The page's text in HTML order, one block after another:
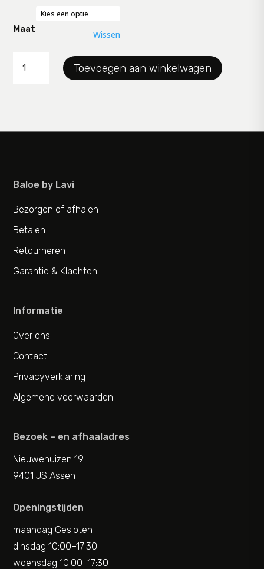
was:
€ 124,95.
Maat Wissen
MJ
Toevoegen aan winkelwagen
Baloe by Lavi
Bezorgen of afhalen
Betalen
Retourneren
Garantie & Klachten
Informatie
Over ons
Contact
Privacyverklaring
Algemene voorwaarden
Bezoek – en afhaaladres
Nieuwehuizen 19
9401 JS Assen
Openingstijden
maandag Gesloten
dinsdag 10:00–17:30
woensdag 10:00–17:30